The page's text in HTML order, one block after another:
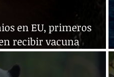
en EU, primeros
recibir vacuna